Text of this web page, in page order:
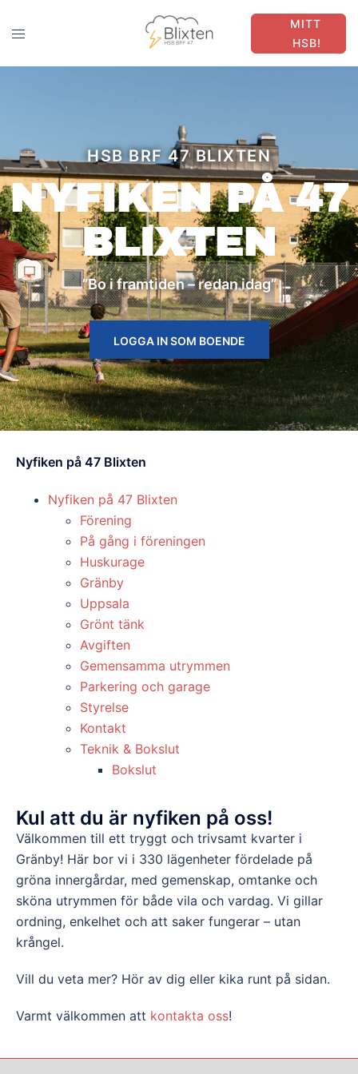
MITT
HSB!
HSB BRF 47 BLIXTEN
NYFIKEN PÅ 47
BLIXTEN
”Bo i framtiden – redan idag”
LOGGA IN SOM BOENDE
Nyfiken på 47 Blixten
Nyfiken på 47 Blixten
Förening
På gång i föreningen
Huskurage
Gränby
Uppsala
Grönt tänk
Avgiften
Gemensamma utrymmen
Parkering och garage
Styrelse
Kontakt
Teknik & Bokslut
Bokslut
Kul att du är nyfiken på oss!
Välkommen till ett tryggt och trivsamt kvarter i
Gränby! Här bor vi i 330 lägenheter fördelade på
gröna innergårdar, med gemenskap, omtanke och
sköna utrymmen för både vila och vardag. Vi gillar
ordning, enkelhet och att saker fungerar – utan
krångel.
Vill du veta mer? Hör av dig eller kika runt på sidan.
Varmt välkommen att kontakta oss!